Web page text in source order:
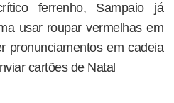
ferrenho, Sampaio já
usar roupar vermelhas em
pronunciamentos em cadeia
cartões de Natal